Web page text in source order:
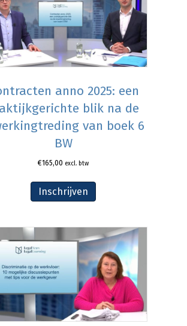
anno 2025: een
blik na de
van boek 6
BW
€165,00 excl. btw
Inschrijven